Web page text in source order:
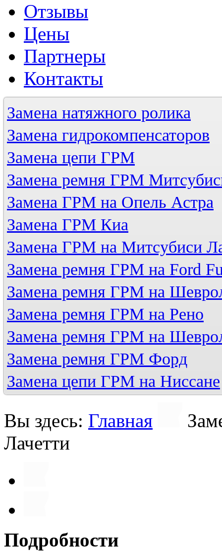
Отзывы
Цены
Партнеры
Контакты
Замена натяжного ролика
Замена гидрокомпенсаторов
Замена цепи ГРМ
Замена ремня ГРМ
Замена ГРМ на Опель Астра
Замена ГРМ Киа
Замена ГРМ на Митсубиси
Замена ремня ГРМ на Ford
Замена ремня ГРМ на
Замена ремня ГРМ на Рено
Замена ремня ГРМ на
Замена ремня ГРМ Форд
Замена цепи ГРМ на Ниссане
Вы здесь: Главная
Лачетти
Подробности